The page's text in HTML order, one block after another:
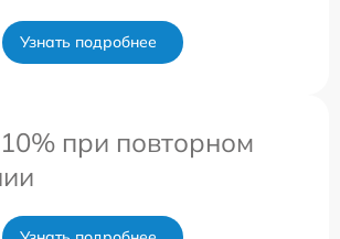
Узнать подробнее
при повторном